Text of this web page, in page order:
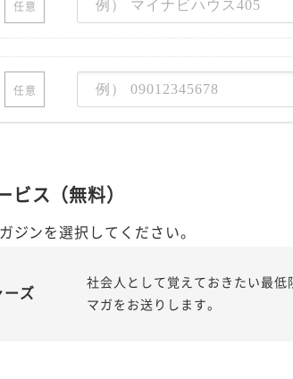
任意
任意
ビス（無料）
ジンを選択してください。
ーズ
社会人として覚えておきたい最
マガをお送りします。